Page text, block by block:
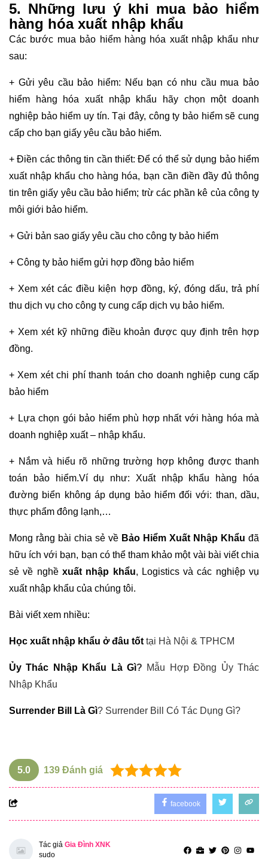
5. Những lưu ý khi mua bảo hiểm
hàng hóa xuất nhập khẩu
Các bước mua bảo hiểm hàng hóa xuất nhập khẩu như
sau:
+ Gửi yêu cầu bảo hiểm: Nếu bạn có nhu cầu mua bảo
hiểm hàng hóa xuất nhập khẩu hãy chọn một doanh
nghiệp bảo hiểm uy tín. Tại đây, công ty bảo hiểm sẽ cung
cấp cho bạn giấy yêu cầu bảo hiểm.
+ Điền các thông tin cần thiết: Để có thể sử dụng bảo hiểm
xuất nhập khẩu cho hàng hóa, bạn cần điền đầy đủ thông
tin trên giấy yêu cầu bảo hiểm; trừ các phần kê của công ty
môi giới bảo hiểm.
+ Gửi bản sao giấy yêu cầu cho công ty bảo hiểm
+ Công ty bảo hiểm gửi hợp đồng bảo hiểm
+ Xem xét các điều kiện hợp đồng, ký, đóng dấu, trả phí
thu dịch vụ cho công ty cung cấp dịch vụ bảo hiểm.
+ Xem xét kỹ những điều khoản được quy định trên hợp
đồng.
+ Xem xét chi phí thanh toán cho doanh nghiệp cung cấp
bảo hiểm
+ Lựa chọn gói bảo hiểm phù hợp nhất với hàng hóa mà
doanh nghiệp xuất – nhập khẩu.
+ Nắm và hiểu rõ những trường hợp không được thanh
toán bảo hiểm.Ví dụ như: Xuất nhập khẩu hàng hóa
đường biển không áp dụng bảo hiểm đối với: than, dầu,
thực phẩm đông lạnh,…
Mong rằng bài chia sẻ về Bảo Hiểm Xuất Nhập Khẩu đã
hữu ích với bạn, bạn có thể tham khảo một vài bài viết chia
sẻ về nghề xuất nhập khẩu, Logistics và các nghiệp vụ
xuất nhập khẩu của chúng tôi.
Bài viết xem nhiều:
Học xuất nhập khẩu ở đâu tốt tại Hà Nội & TPHCM
Ủy Thác Nhập Khẩu Là Gì? Mẫu Hợp Đồng Ủy Thác
Nhập Khẩu
Surrender Bill Là Gì? Surrender Bill Có Tác Dụng Gì?
5.0 139 Đánh giá
facebook
Tác giả Gia Đình XNK
sudo